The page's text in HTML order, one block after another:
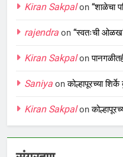
Kiran Sakpalon “शाळेचा
rajendra on “स्वतःची
Kiran Sakpalon
Saniya onकोल्हापूरच्या
Kiran Sakpalon